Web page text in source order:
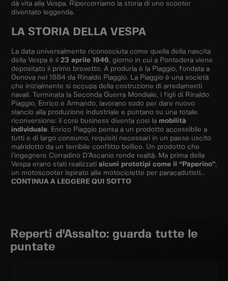
dà vita alla Vespa. Ripercorriamo la storia di uno scooter
diventato leggenda.
LA STORIA DELLA VESPA
La data universalmente riconosciuta come quella della nascita
della Vespa è il 23 aprile 1946, giorno in cui a Pontedera viene
depositato il primo brevetto. A produrla è la Piaggio, fondata a
Genova nel 1884 da Rinaldo Piaggio. La Piaggio è una società
che inizialmente si occupa della costruzione di arredamenti
navali. Terminata la Seconda Guerra Mondiale, i figli di Rinaldo
Piaggio, Enrico e Armando, lavorano sodo per dare nuovo
slancio alla produzione industriale e puntano su una totale
riconversione: il core business diventa così la mobilità
individuale. Enrico Piaggio pensa a un prodotto accessibile a
tutti e di largo consumo, requisiti necessari in un paese uscito
malridotto da un terribile conflitto bellico. Un prodotto che
l’ingegnere Corradino D’Ascanio rende realtà. Ma prima della
Vespa erano stati realizzati alcuni prototipi come il “Paperino”,
un motoscooter ispirato alle motociclette per paracadutisti...
CONTINUA A LEGGERE QUI SOTTO
Reperti d'Assalto: guarda tutte le
puntate